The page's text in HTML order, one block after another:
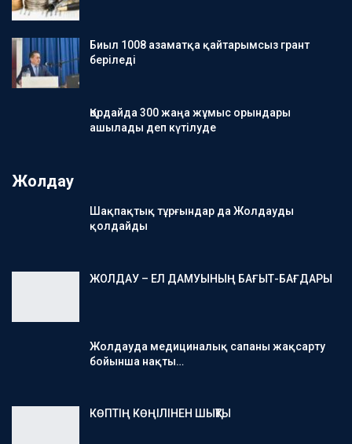
Биыл 1008 азаматқа қайтарымсыз грант
беріледі
Қордайда 300 жаңа жұмыс орындары
ашылады деп күтілуде
Жолдау
Шақпақтық тұрғындар да Жолдауды
қолдайды
ЖОЛДАУ – ЕЛ ДАМУЫНЫҢ БАҒЫТ-БАҒДАРЫ
Жолдауда медициналық сапаны жақсарту
бойынша нақты…
КӨПТІҢ КӨҢІЛІНЕН ШЫҚТЫ